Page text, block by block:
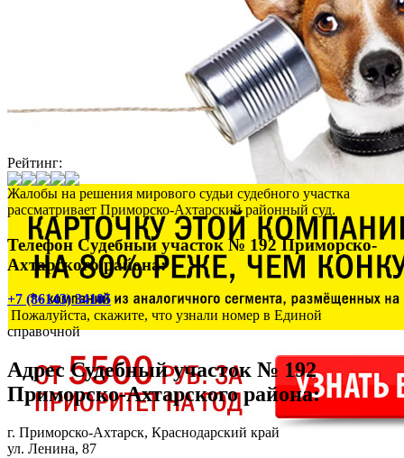
Рейтинг:
Жалобы на решения мирового судьи судебного участка
рассматривает Приморско-Ахтарский районный суд.
Телефон Судебный участок № 192 Приморско-
Ахтарского района:
+7 (86143) 34105
Пожалуйста, скажите, что узнали номер в Единой
справочной
Адрес Судебный участок № 192
Приморско-Ахтарского района:
г. Приморско-Ахтарск, Краснодарский край
ул. Ленина, 87